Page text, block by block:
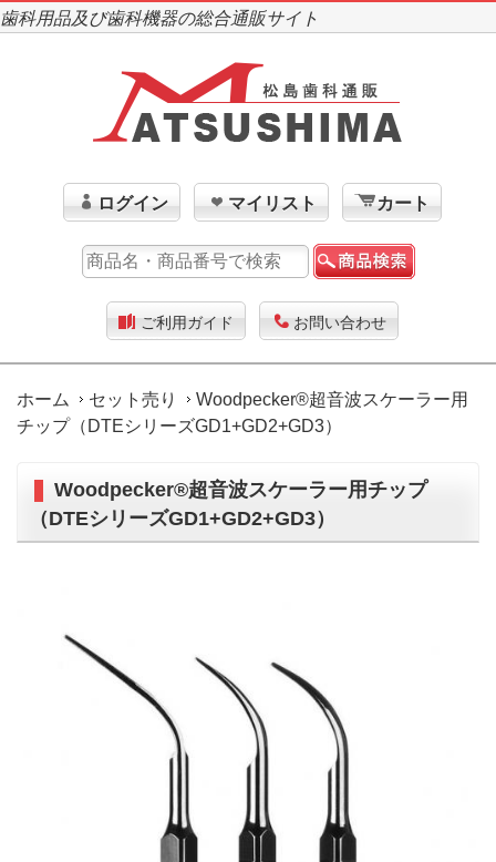
歯科用品及び歯科機器の総合通販サイト
ログイン マイリスト カート
ご利用ガイド お問い合わせ
ホーム セット売り
Woodpecker®超音波スケーラー用
チップ（DTEシリーズGD1+GD2+GD3）
Woodpecker®超音波スケーラー用チップ
（DTEシリーズGD1+GD2+GD3）